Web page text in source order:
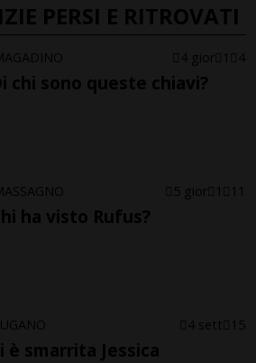
PERSI E RITROVATI
4 gior 1 4
chi sono queste chiavi?
5 gior 1 11
ha visto Rufus?
4 sett 15
è smarrita Jessica